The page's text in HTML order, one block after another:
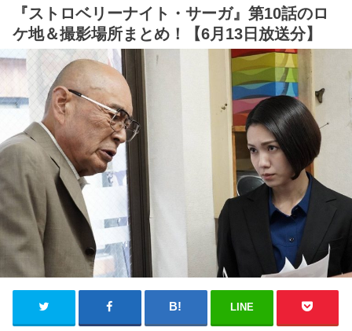
『ストロベリーナイト・サーガ』第10話のロ
ケ地＆撮影場所まとめ！【6月13日放送分】
LINE